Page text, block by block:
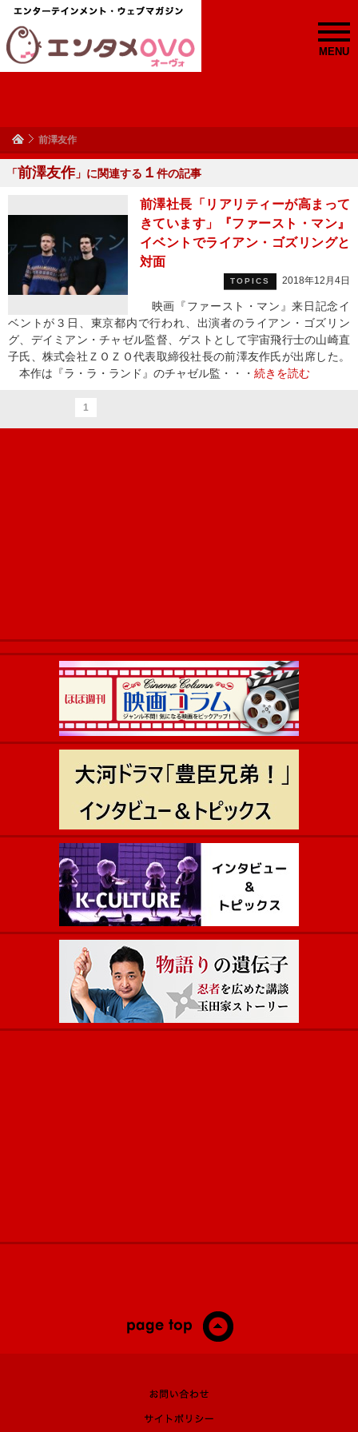
MENU
前澤友作
「前澤友作」に関連する １ 件の記事
前澤社長「リアリティーが高まって
きています」『ファースト・マン』
イベントでライアン・ゴズリングと
対面
TOPICS 2018年12月4日
映画『ファースト・マン』来日記念イ
ベントが３日、東京都内で行われ、出演者のライアン・ゴズリン
グ、デイミアン・チャゼル監督、ゲストとして宇宙飛行士の山崎直
子氏、株式会社ＺＯＺＯ代表取締役社長の前澤友作氏が出席した。
本作は『ラ・ラ・ランド』のチャゼル監・・・ 続きを読む
1